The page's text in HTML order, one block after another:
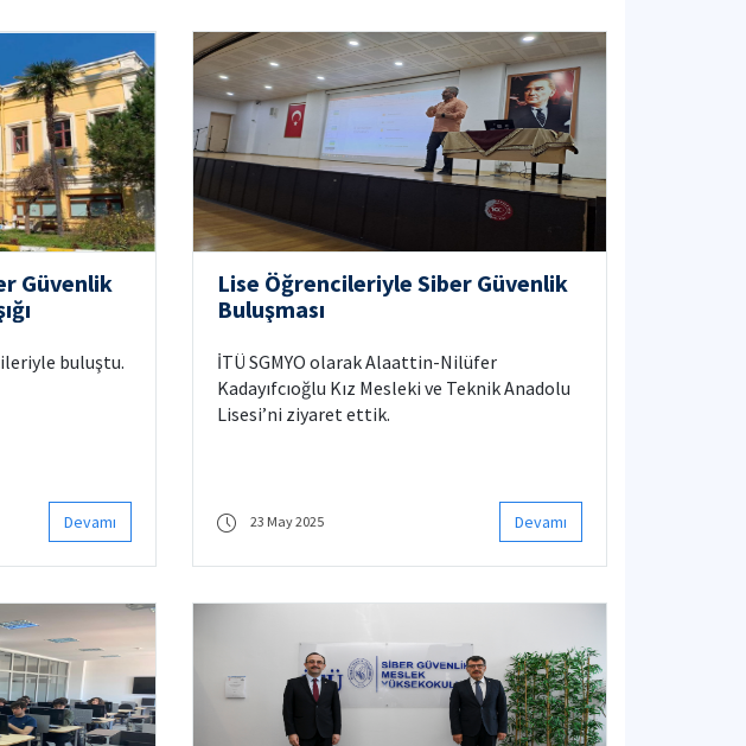
Güvenlik
buluştu.
Devamı
Lise Öğrencileriyle Siber Güvenlik
Buluşması
İTÜ SGMYO olarak Alaattin-Nilüfer
Kadayıfcıoğlu Kız Mesleki ve Teknik Anadolu
Lisesi’ni ziyaret ettik.
23 May 2025 Devamı